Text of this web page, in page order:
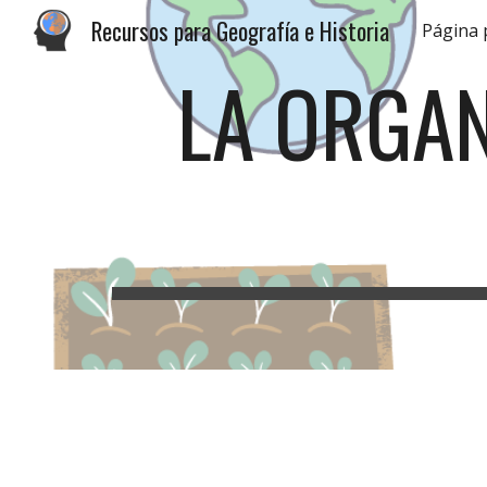
Recursos para Geografía e Historia Página
LA